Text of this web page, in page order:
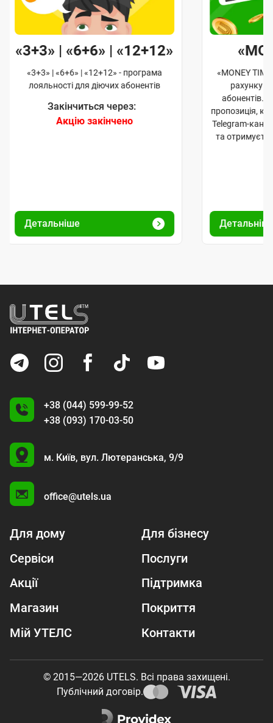
«3+3» | «6+6» | «12+12»
«3+3» | «6+6» | «12+12» - програма
лояльності для діючих абонентів
Закінчиться через:
Акцію закінчено
Детальніше
«MONEY
рахунку
абонентів.
пропозиція,
Telegram-
та
+38 (044) 599-99-52
+38 (093) 170-03-50
U
м. Київ, вул. Лютеранська, 9/9
office@utels.ua
Для дому
Для бізнесу
Сервіси
Послуги
Акції
Підтримка
Магазин
Покриття
Мій УТЕЛС
Контакти
© 2015—2026 UTELS. Всі права захищені.
Публічний договір.